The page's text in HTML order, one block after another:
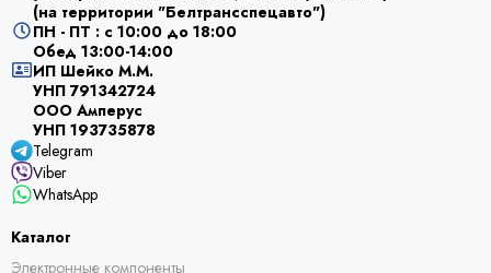
(на территории "Белтрансспецавто")
ПН - ПТ : с 10:00 до 18:00
Обед 13:00-14:00
ИП Шейко М.М.
УНП 791342724
ООО Амперус
УНП 193735878
Telegram
Viber
WhatsApp
Каталог
Электронные компоненты